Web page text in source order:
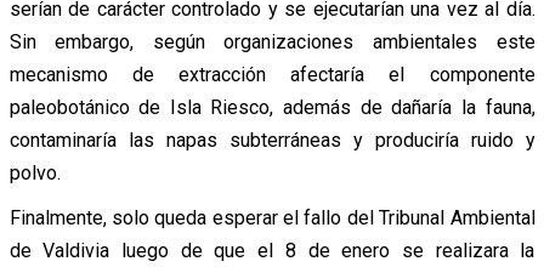
serían de carácter controlado y se ejecutarían una vez al día.
Sin embargo, según organizaciones ambientales este
mecanismo de extracción afectaría el componente
paleobotánico de Isla Riesco, además de dañaría la fauna,
contaminaría las napas subterráneas y produciría ruido y
polvo.
Finalmente, solo queda esperar el fallo del Tribunal Ambiental
de Valdivia luego de que el 8 de enero se realizara la